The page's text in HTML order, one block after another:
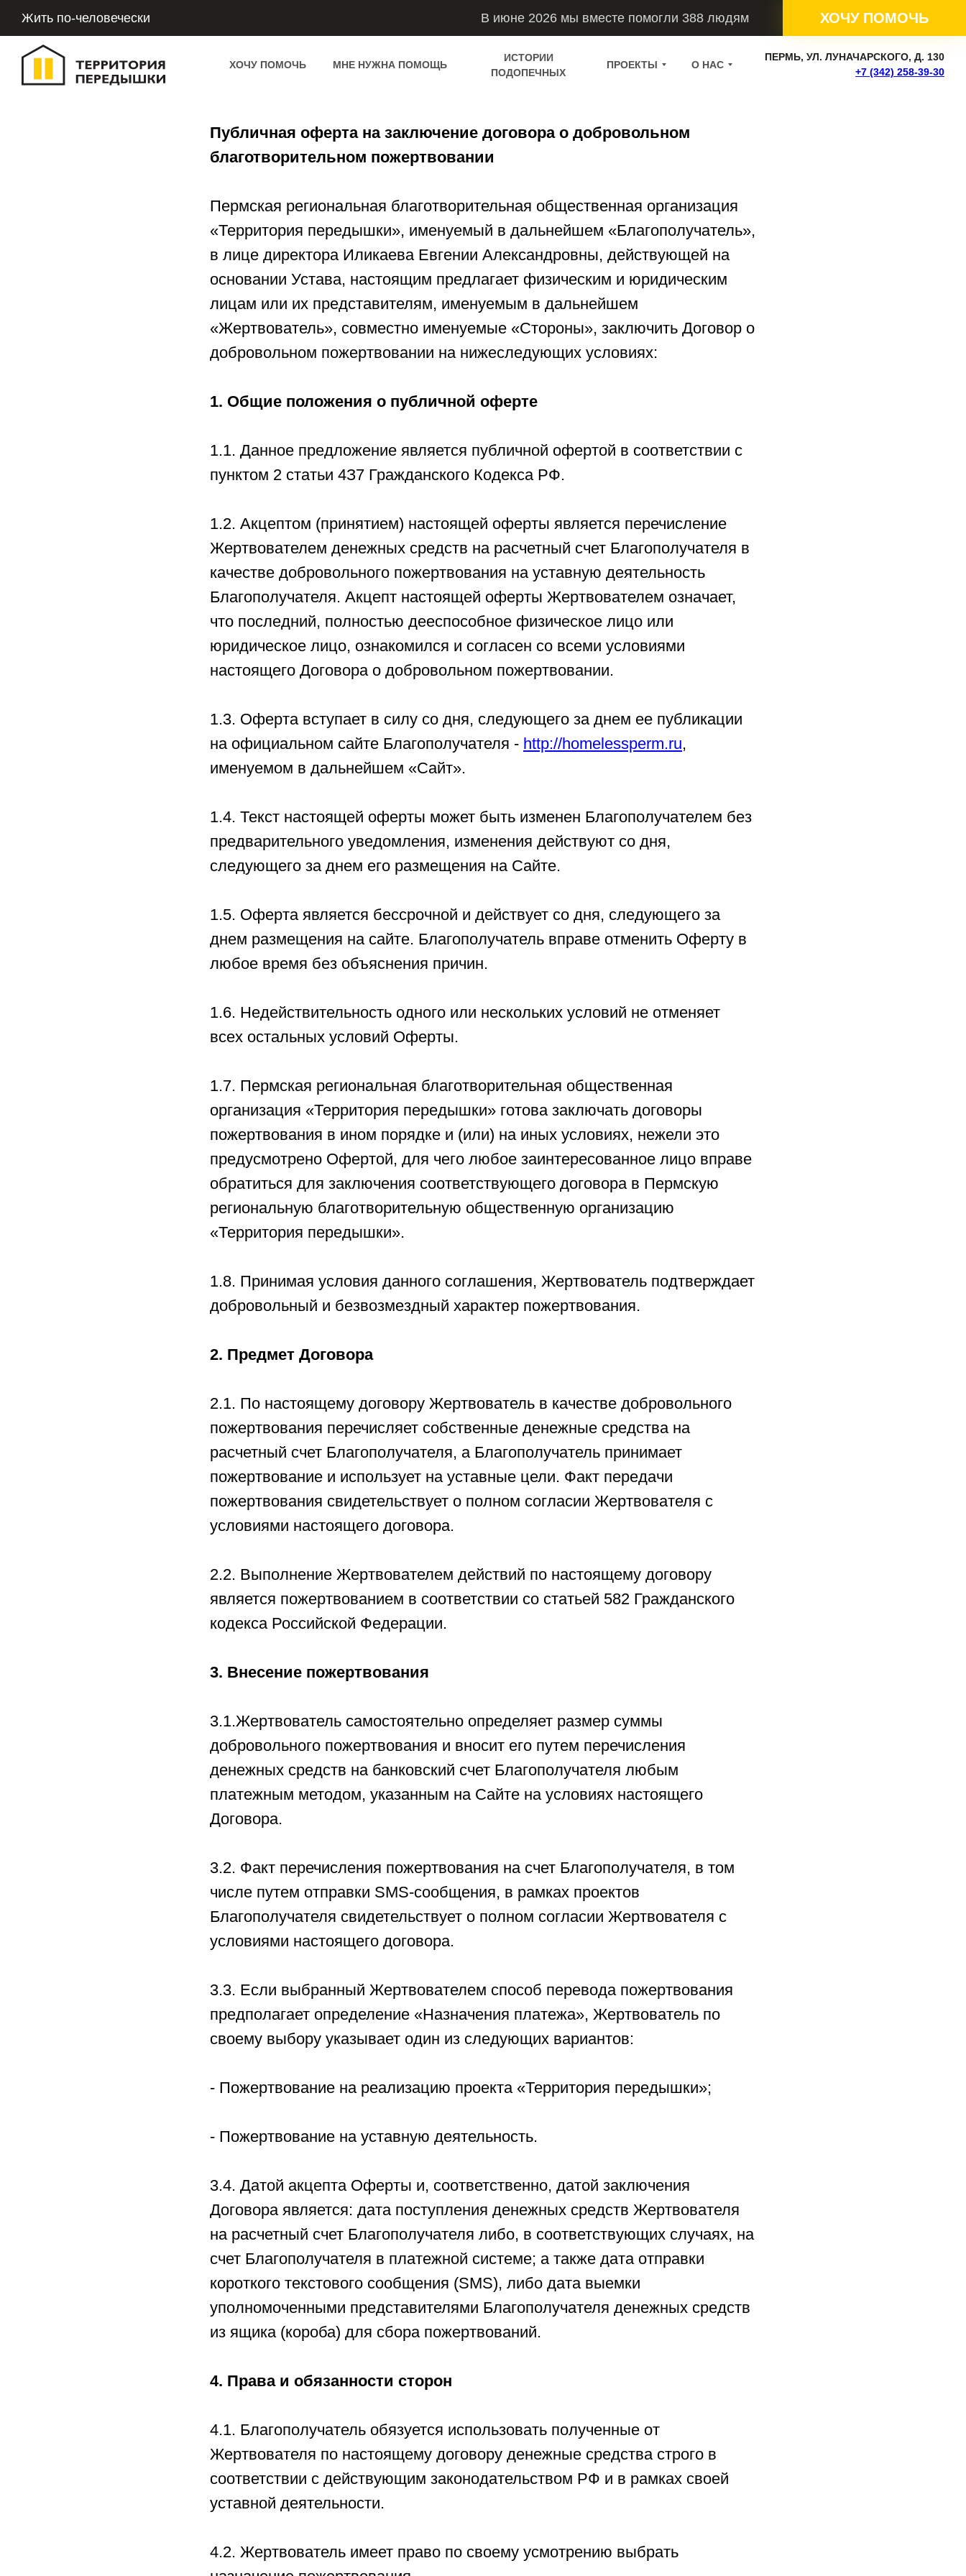
Жить по-человечески
ПЕРМЬ, УЛ. ЛУНАЧАРСКОГО, Д. 130
+7 (342) 258-39-30
ХОЧУ ПОМОЧЬ МНЕ НУЖНА ПОМОЩЬ
ИСТОРИИ
ПОДОПЕЧНЫХ
ПРОЕКТЫ
ХОЧУ ПОМОЧЬ
В июне 2026 мы вместе помогли 388 людям
О НАС
Публичная оферта на заключение договора о добровольном
благотворительном пожертвовании
Пермская региональная благотворительная общественная организация
«Территория передышки», именуемый в дальнейшем «Благополучатель»,
в лице директора Иликаева Евгении Александровны, действующей на
основании Устава, настоящим предлагает физическим и юридическим
лицам или их представителям, именуемым в дальнейшем
«Жертвователь», совместно именуемые «Стороны», заключить Договор о
добровольном пожертвовании на нижеследующих условиях:
1. Общие положения о публичной оферте
1.1. Данное предложение является публичной офертой в соответствии с
пунктом 2 статьи 4З7 Гражданского Кодекса РФ.
1.2. Акцептом (принятием) настоящей оферты является перечисление
Жертвователем денежных средств на расчетный счет Благополучателя в
качестве добровольного пожертвования на уставную деятельность
Благополучателя. Акцепт настоящей оферты Жертвователем означает,
что последний, полностью дееспособное физическое лицо или
юридическое лицо, ознакомился и согласен со всеми условиями
настоящего Договора о добровольном пожертвовании.
1.3. Оферта вступает в силу со дня, следующего за днем ее публикации
на официальном сайте Благополучателя - http://homelessperm.ru,
именуемом в дальнейшем «Сайт».
1.4. Текст настоящей оферты может быть изменен Благополучателем без
предварительного уведомления, изменения действуют со дня,
следующего за днем его размещения на Сайте.
1.5. Оферта является бессрочной и действует cо дня, следующего за
днем размещения на сайте. Благополучатель вправе отменить Оферту в
любое время без объяснения причин.
1.6. Недействительность одного или нескольких условий не отменяет
всех остальных условий Оферты.
1.7. Пермская региональная благотворительная общественная
организация «Территория передышки» готова заключать договоры
пожертвования в ином порядке и (или) на иных условиях, нежели это
предусмотрено Офертой, для чего любое заинтересованное лицо вправе
обратиться для заключения соответствующего договора в Пермскую
региональную благотворительную общественную организацию
«Территория передышки».
1.8. Принимая условия данного соглашения, Жертвователь подтверждает
добровольный и безвозмездный характер пожертвования.
2. Предмет Договора
2.1. По настоящему договору Жертвователь в качестве добровольного
пожертвования перечисляет собственные денежные средства на
расчетный счет Благополучателя, а Благополучатель принимает
пожертвование и использует на уставные цели. Факт передачи
пожертвования свидетельствует о полном согласии Жертвователя с
условиями настоящего договора.
2.2. Выполнение Жертвователем действий по настоящему договору
является пожертвованием в соответствии со статьей 582 Гражданского
кодекса Российской Федерации.
3. Внесение пожертвования
3.1.Жертвователь самостоятельно определяет размер суммы
добровольного пожертвования и вносит его путем перечисления
денежных средств на банковский счет Благополучателя любым
платежным методом, указанным на Сайте на условиях настоящего
Договора.
3.2. Факт перечисления пожертвования на счет Благополучателя, в том
числе путем отправки SMS-сообщения, в рамках проектов
Благополучателя свидетельствует о полном согласии Жертвователя с
условиями настоящего договора.
3.3. Если выбранный Жертвователем способ перевода пожертвования
предполагает определение «Назначения платежа», Жертвователь по
своему выбору указывает один из следующих вариантов:
- Пожертвование на реализацию проекта «Территория передышки»;
- Пожертвование на уставную деятельность.
3.4. Датой акцепта Оферты и, соответственно, датой заключения
Договора является: дата поступления денежных средств Жертвователя
на расчетный счет Благополучателя либо, в соответствующих случаях, на
счет Благополучателя в платежной системе; а также дата отправки
короткого текстового сообщения (SMS), либо дата выемки
уполномоченными представителями Благополучателя денежных средств
из ящика (короба) для сбора пожертвований.
4. Права и обязанности сторон
4.1. Благополучатель обязуется использовать полученные от
Жертвователя по настоящему договору денежные средства строго в
соответствии с действующим законодательством РФ и в рамках своей
уставной деятельности.
4.2. Жертвователь имеет право по своему усмотрению выбрать